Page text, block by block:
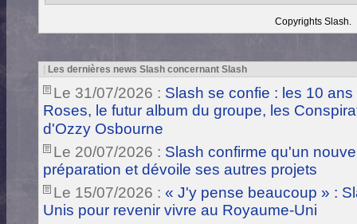
Copyrights Slash.
Les dernières news Slash concernant Slash
Le 31/07/2026 : Slash se confie : les 10
Roses, le futur album du groupe, les
d'Ozzy Osbourne
Le 20/07/2026 : Slash confirme qu'un
préparation et dévoile ses autres projets
Le 15/07/2026 : « J'y pense beaucoup » :
Unis pour revenir vivre au Royaume-Uni